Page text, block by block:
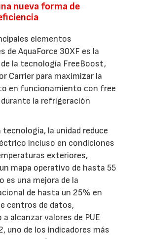
nueva forma de
elementos
de AquaForce 30XF es la
la tecnología FreeBoost,
Carrier para maximizar la
en funcionamiento con free
la refrigeración
tecnología, la unidad reduce
incluso en condiciones
exteriores,
mapa operativo de hasta 55
es una mejora de la
de hasta un 25% en
centros de datos,
alcanzar valores de PUE
uno de los indicadores más